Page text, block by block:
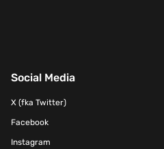
Social Media
X (fka Twitter)
Facebook
Instagram